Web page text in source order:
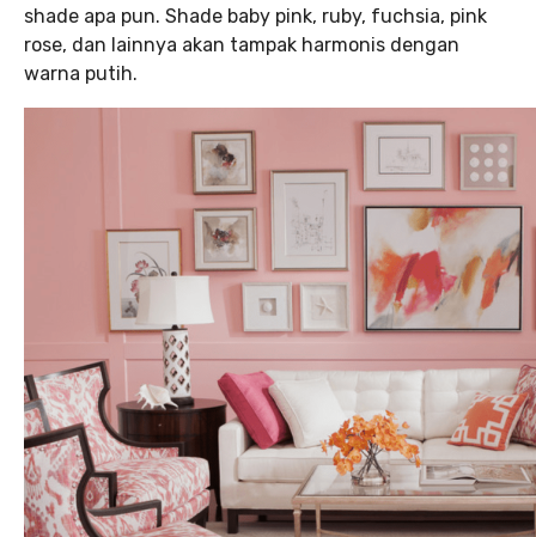
shade apa pun. Shade baby pink, ruby, fuchsia, pink
rose, dan lainnya akan tampak harmonis dengan
warna putih.